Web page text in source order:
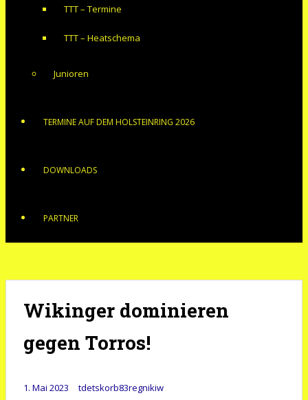
TTT – Termine
TTT – Heatschema
Junioren
TERMINE AUF DEM HOLSTEINRING 2026
DOWNLOADS
PARTNER
Wikinger dominieren
gegen Torros!
1. Mai 2023 tdetskorb83regnikiw